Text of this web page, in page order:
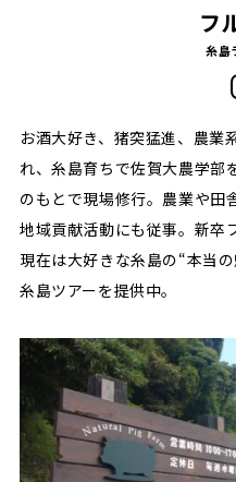
フ
糸島
お酒大好き、猪突猛進、農業
れ、糸島育ちで佐賀大農学部
のもとで現場修行。農業や田
地域貢献活動にも従事。新卒
現在は大好きな糸島の“本当
糸島ツアーを提供中。